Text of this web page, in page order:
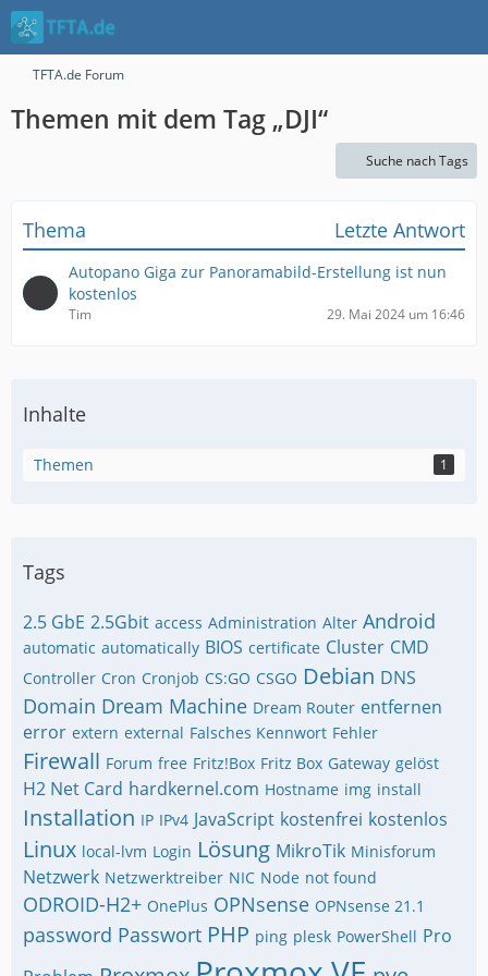
TFTA.de Forum
Themen mit dem Tag „DJI“
Suche nach Tags
Thema Letzte Antwort
Autopano Giga zur Panoramabild-Erstellung ist nun
kostenlos
Tim 29. Mai 2024 um 16:46
Inhalte
Themen 1
Tags
2.5 GbE 2.5Gbit access Administration Alter Android
automatic automatically BIOS certificate Cluster CMD
Controller Cron Cronjob CS:GO CSGO Debian DNS
Domain Dream Machine Dream Router entfernen
error extern external Falsches Kennwort Fehler
Firewall Forum free Fritz!Box Fritz Box Gateway gelöst
H2 Net Card hardkernel.com Hostname img install
Installation IP IPv4 JavaScript kostenfrei kostenlos
Linux local-lvm Login Lösung MikroTik Minisforum
Netzwerk Netzwerktreiber NIC Node not found
ODROID-H2+ OnePlus OPNsense OPNsense 21.1
password Passwort PHP ping plesk PowerShell Pro